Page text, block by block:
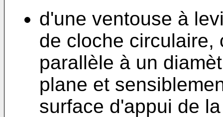
d'une ventouse à
de cloche circulaire,
parallèle à un
plane et
surface d'appui de